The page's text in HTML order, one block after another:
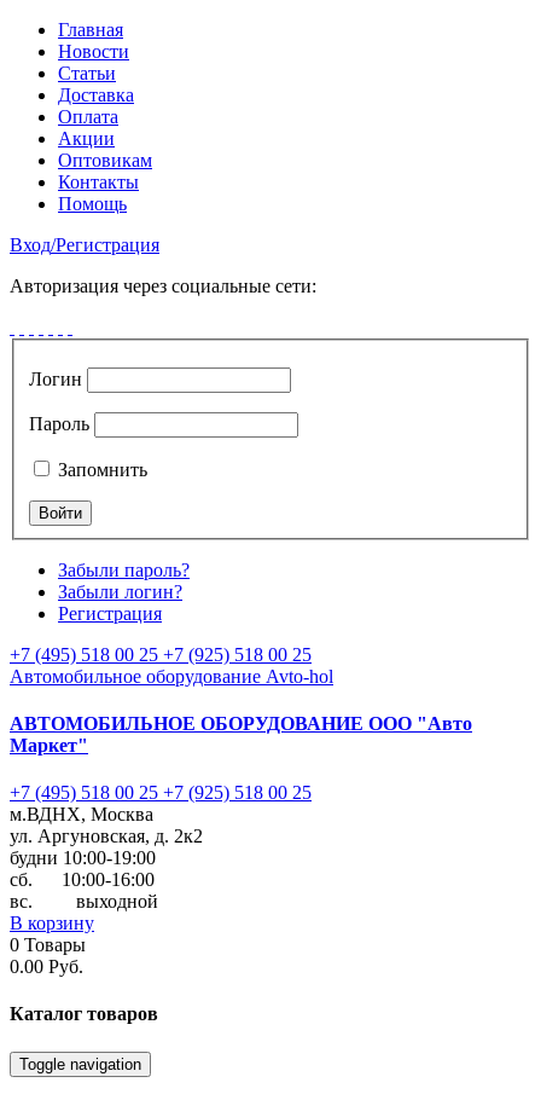
Главная
Новости
Статьи
Доставка
Оплата
Акции
Оптовикам
Контакты
Помощь
Вход/Регистрация
Авторизация через социальные сети:
Логин
Пароль
Запомнить
Забыли пароль?
Забыли логин?
Регистрация
+7 (495) 518 00 25 +7 (925) 518 00 25
Автомобильное оборудование Avto-hol
АВТОМОБИЛЬНОЕ ОБОРУДОВАНИЕ ООО "Авто
Маркет"
+7 (495) 518 00 25 +7 (925) 518 00 25
м.ВДНХ, Москва
ул. Аргуновская, д. 2к2
будни 10:00-19:00
cб. 10:00-16:00
вс. выходной
В корзину
0 Товары
0.00 Руб.
Каталог товаров
Toggle navigation